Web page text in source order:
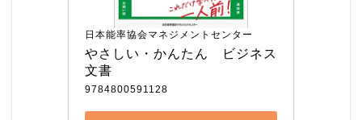
日本能率協会マネジメントセンター
やさしい・かんたん　ビジネス
文書
9784800591128